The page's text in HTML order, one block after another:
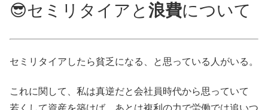
😎セミリタイアと 浪費について
セミリタイアしたら貧乏になる、と思っている人がいる。
これに関して、私は真逆だと会社員時代から思っていて
若くして資産を築けば、あとは複利の力で労働では追いつ